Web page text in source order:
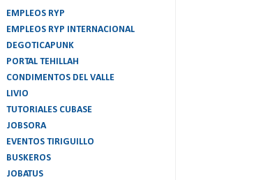
EMPLEOS RYP
EMPLEOS RYP INTERNACIONAL
DEGOTICAPUNK
PORTAL TEHILLAH
CONDIMENTOS DEL VALLE
LIVIO
TUTORIALES CUBASE
JOBSORA
EVENTOS TIRIGUILLO
BUSKEROS
JOBATUS